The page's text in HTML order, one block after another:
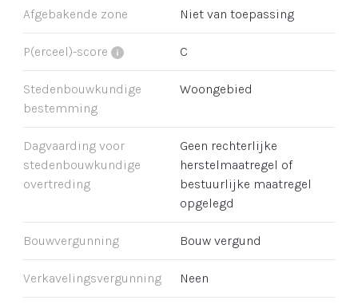
Afgebakende zone Niet van toepassing
P(erceel)-score C
Stedenbouwkundige
bestemming
Woongebied
Dagvaarding voor
stedenbouwkundige
overtreding
Geen rechterlijke
herstelmaatregel of
bestuurlijke maatregel
opgelegd
Bouwvergunning Bouw vergund
Verkavelingsvergunning Neen